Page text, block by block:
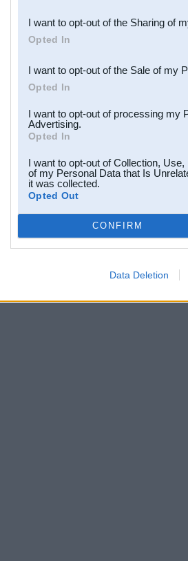
Downstream Participants
third parties.
I want to opt-out of the Sharing of
Opted In
I want to opt-out of the Sale of my
Opted In
I want to opt-out of processing my
Advertising.
Opted In
I want to opt-out of Collection,
of my Personal Data that Is
it was collected.
Opted Out
CONFIRM
Data Deletion